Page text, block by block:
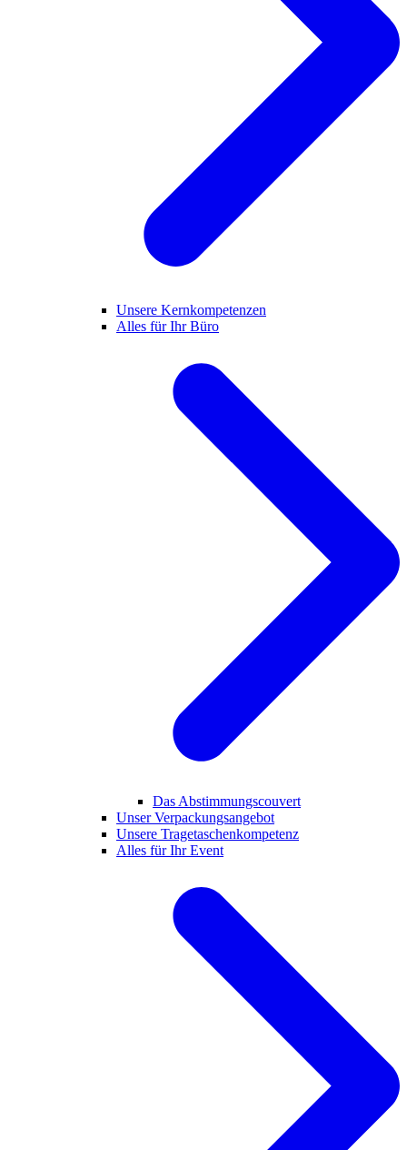
Unsere Kernkompetenzen
Alles für Ihr Büro
Das Abstimmungscouvert
Unser Verpackungsangebot
Unsere Tragetaschenkompetenz
Alles für Ihr Event